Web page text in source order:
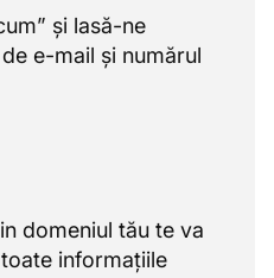
și lasă-ne
e-mail și numărul
domeniul tău te va
informațiile